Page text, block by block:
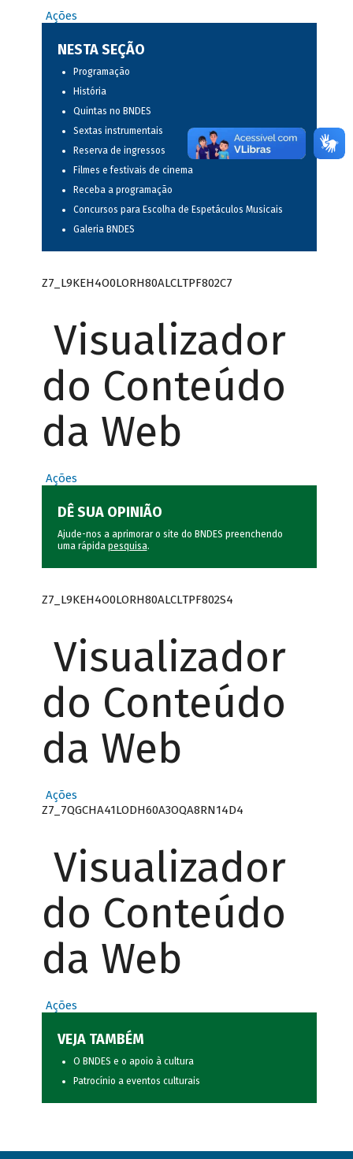
Ações
NESTA SEÇÃO
Programação
História
Quintas no BNDES
Sextas instrumentais
Reserva de ingressos
Filmes e festivais de cinema
Receba a programação
Concursos para Escolha de Espetáculos Musicais
Galeria BNDES
Z7_L9KEH4O0LORH80ALCLTPF802C7
Visualizador
do Conteúdo
da Web
Ações
DÊ SUA OPINIÃO
Ajude-nos a aprimorar o site do BNDES preenchendo
uma rápida pesquisa.
Z7_L9KEH4O0LORH80ALCLTPF802S4
Visualizador
do Conteúdo
da Web
Ações
Z7_7QGCHA41LODH60A3OQA8RN14D4
Visualizador
do Conteúdo
da Web
Ações
VEJA TAMBÉM
O BNDES e o apoio à cultura
Patrocínio a eventos culturais